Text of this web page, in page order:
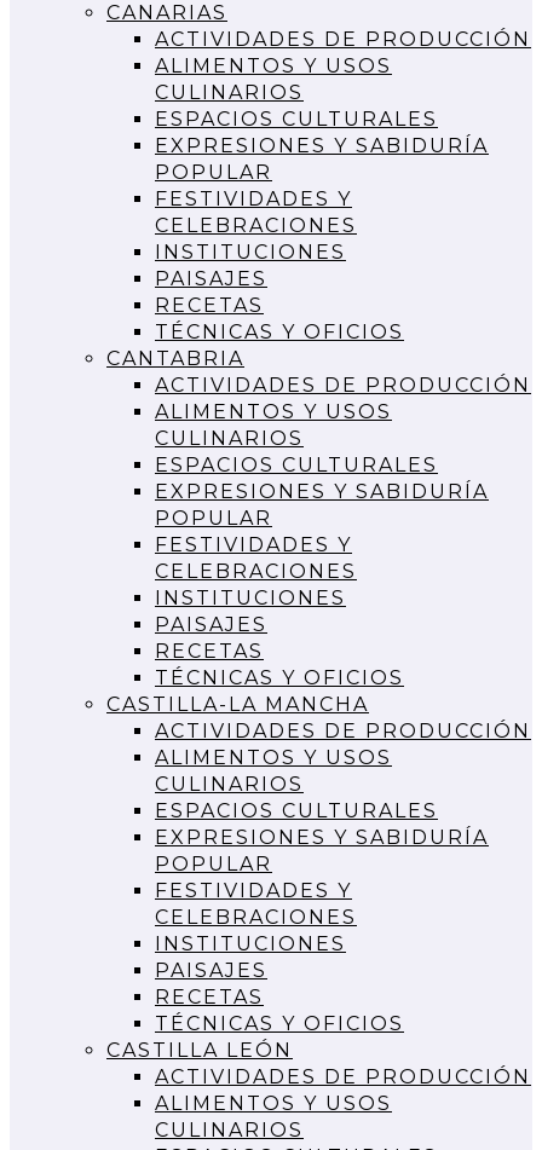
CANARIAS
ACTIVIDADES DE PRODUCCIÓN
ALIMENTOS Y USOS
CULINARIOS
ESPACIOS CULTURALES
EXPRESIONES Y SABIDURÍA
POPULAR
FESTIVIDADES Y
CELEBRACIONES
INSTITUCIONES
PAISAJES
RECETAS
TÉCNICAS Y OFICIOS
CANTABRIA
ACTIVIDADES DE PRODUCCIÓN
ALIMENTOS Y USOS
CULINARIOS
ESPACIOS CULTURALES
EXPRESIONES Y SABIDURÍA
POPULAR
FESTIVIDADES Y
CELEBRACIONES
INSTITUCIONES
PAISAJES
RECETAS
TÉCNICAS Y OFICIOS
CASTILLA-LA MANCHA
ACTIVIDADES DE PRODUCCIÓN
ALIMENTOS Y USOS
CULINARIOS
ESPACIOS CULTURALES
EXPRESIONES Y SABIDURÍA
POPULAR
FESTIVIDADES Y
CELEBRACIONES
INSTITUCIONES
PAISAJES
RECETAS
TÉCNICAS Y OFICIOS
CASTILLA LEÓN
ACTIVIDADES DE PRODUCCIÓN
ALIMENTOS Y USOS
CULINARIOS